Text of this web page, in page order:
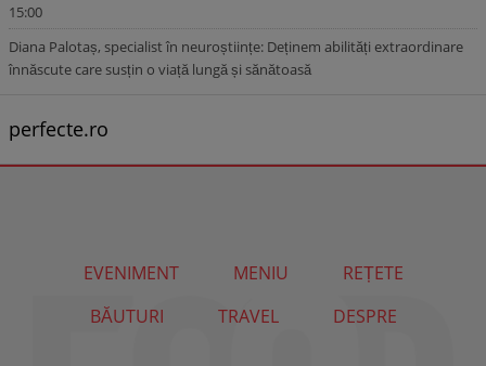
15:00
Diana Palotaș, specialist în neuroștiințe: Deținem abilități extraordinare
înnăscute care susțin o viață lungă și sănătoasă
perfecte.ro
EVENIMENT MENIU
REȚETE
BĂUTURI
TRAVEL DESPRE